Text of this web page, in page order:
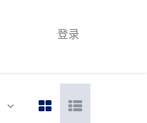
登录